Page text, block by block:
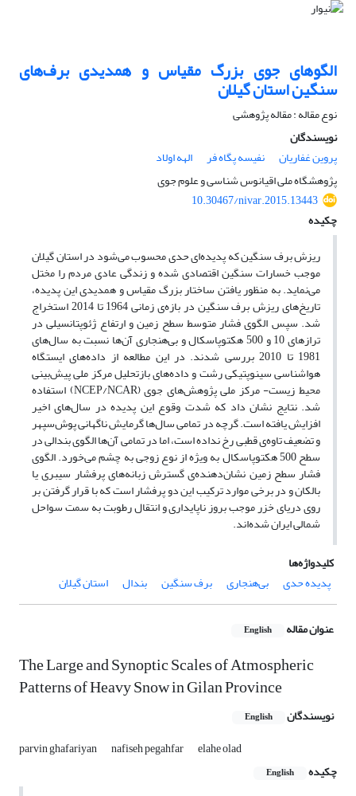
الگوهای جوی بزرگ مقیاس و همدیدی برف‌های
سنگین استان گیلان
نوع مقاله : مقاله پژوهشی
نویسندگان
پروین غفاریان
نفیسه پگاه فر
الهه اولاد
پژوهشگاه ملی اقیانوس شناسی و علوم جوی
10.30467/nivar.2015.13443
چکیده
ریزش برف سنگین که پدیده‌ای حدی محسوب می‌شود در استان گیلان
موجب خسارات سنگین اقتصادی شده و زندگی عادی مردم را مختل
می‌نماید. به منظور یافتن ساختار بزرگ مقیاس و همدیدی این پدیده،
تاریخ‌های ریزش برف سنگین در بازه‌ی زمانی 1964 تا 2014 استخراج
شد. سپس الگوی فشار متوسط سطح زمین و ارتفاع ژئوپتانسیلی در
ترازهای 10 و 500 هکتوپاسکال و بی‌هنجاری آن‌ها نسبت به سال‌های
1981 تا 2010 بررسی شدند. در این مطالعه از داده‌های ایستگاه
هواشناسی سینوپتیکی رشت و داده‌های بازتحلیل مرکز ملی پیش‌بینی
محیط زیست- مرکز ملی پژوهش‌های جوی (NCEP/NCAR) استفاده
شد. نتایج نشان داد که شدت وقوع این پدیده در سال‌های اخیر
افزایش یافته است. گرچه در تمامی سال‌ها گرمایش ناگهانی پوش‌سپهر
و تضعیف تاوه‌ی قطبی رخ نداده است، اما در تمامی آن‌ها الگوی بندالی در
سطح 500 هکتوپاسکال به ویژه از نوع زوجی به چشم می‌خورد. الگوی
فشار سطح زمین نشان‌دهنده‌ی گسترش زبانه‌های پرفشار سیبری یا
بالکان و در برخی موارد ترکیب این دو پرفشار است که با قرار گرفتن بر
روی دریای خزر موجب بروز ناپایداری و انتقال رطوبت به سمت سواحل
شمالی ایران شده‌اند.
کلیدواژه‌ها
پدیده حدی
بی‌هنجاری برف سنگین بندال استان گیلان
عنوان مقاله English
The Large and Synoptic Scales of Atmospheric
Patterns of Heavy Snow in Gilan Province
نویسندگان English
parvin ghafariyan nafiseh pegahfar
elahe olad
چکیده
English